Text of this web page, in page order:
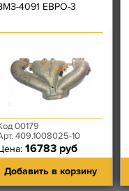
4091 ЕВРО-3
00179
409.1008025-10
16783 руб
Добавить в корзину